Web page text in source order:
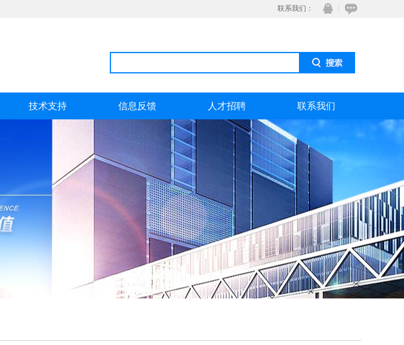
联系我们：
在线咨
QQ
技术支持 信息反馈 人才招聘 联系我们